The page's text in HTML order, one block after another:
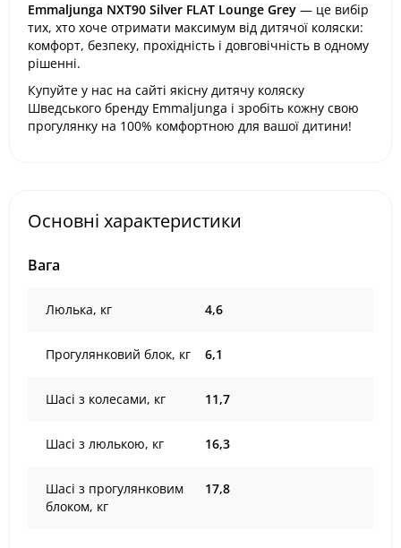
Emmaljunga NXT90 Silver FLAT Lounge Grey — це вибір
тих, хто хоче отримати максимум від дитячої коляски:
комфорт, безпеку, прохідність і довговічність в одному
рішенні.
Купуйте у нас на сайті якісну дитячу коляску
Шведського бренду Emmaljunga і зробіть кожну свою
прогулянку на 100% комфортною для вашої дитини!
Основні характеристики
Вага
Люлька, кг 4,6
Прогулянковий блок, кг 6,1
Шасі з колесами, кг 11,7
Шасі з люлькою, кг 16,3
Шасі з прогулянковим
блоком, кг
17,8